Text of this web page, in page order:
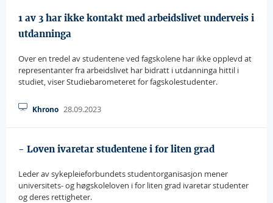
1 av 3 har ikke kontakt med arbeidslivet underveis i
utdanninga
Over en tredel av studentene ved fagskolene har ikke opplevd at
representanter fra arbeidslivet har bidratt i utdanninga hittil i
studiet, viser Studiebarometeret for fagskolestudenter.
Khrono 28.09.2023
- Loven ivaretar studentene i for liten grad
Leder av sykepleieforbundets studentorganisasjon mener
universitets- og høgskoleloven i for liten grad ivaretar studenter
og deres rettigheter.